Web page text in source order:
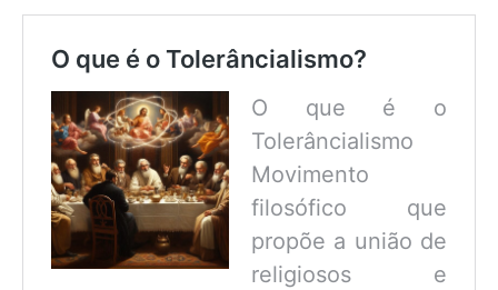
O que é o Tolerâncialismo?
O que é o
Tolerâncialismo
Movimento
filosófico que
propõe a união de
religiosos e